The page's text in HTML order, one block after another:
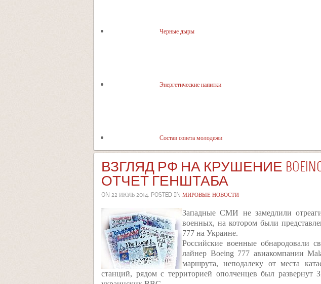
Черные дыры
Энергетические напитки
Состав совета молодежи
ВЗГЛЯД РФ НА КРУШЕНИЕ
ОТЧЕТ ГЕНШТАБА
ON 22 ИЮЛЬ 2014. POSTED IN МИРОВЫЕ НОВОСТИ
Западные СМИ не замедлили
военных, на котором были
777 на Украине.
Российские военные обнародовали
лайнер Boeing 777 авиакомпании
маршрута, неподалеку от места
станций, рядом с территорией ополченцев был развернут